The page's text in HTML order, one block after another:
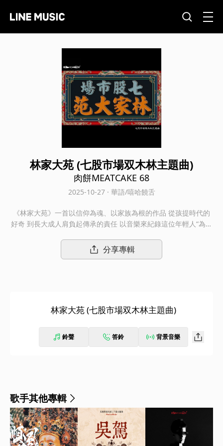
林家大苑 (七股市場双木林主題曲)
肉餅MEATCAKE 68
2025-10-27 · 華語/嘻哈饒舌
《林家大苑》一首以信仰為魂、以家族為根的作品 從孩提時代的
好奇 到長大成人肩負起傳承的責任 以音樂來紀錄這位年輕人“為神
族的故事 更是無數台灣人共同的文化記憶 與神明的情感連結！
分享專輯
林家大苑 (七股市場双木林主題曲)
鈴聲 答鈴 背景音樂
歌手其他專輯